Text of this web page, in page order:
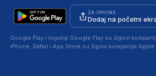
ZA IPHONE
Dodaj na početni
Google Play i logotip Google Play su žigovi
iPhone, Safari i App Store su žigovi kompanije Apple